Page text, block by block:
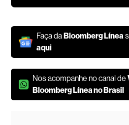
Faça daBloomberg Línea
aqui
Nos acompanhe no canal de
Bloomberg Línea no Brasil